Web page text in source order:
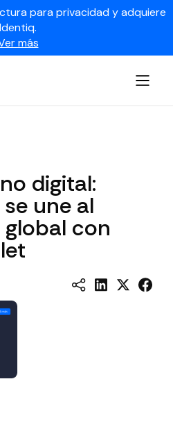
para privacidad y adquiere
Identiq.
más
digital:
une al
con